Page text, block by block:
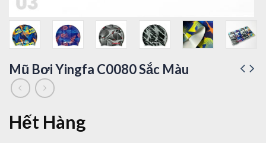
Mũ Bơi Yingfa C0080 Sắc Màu
Hết Hàng